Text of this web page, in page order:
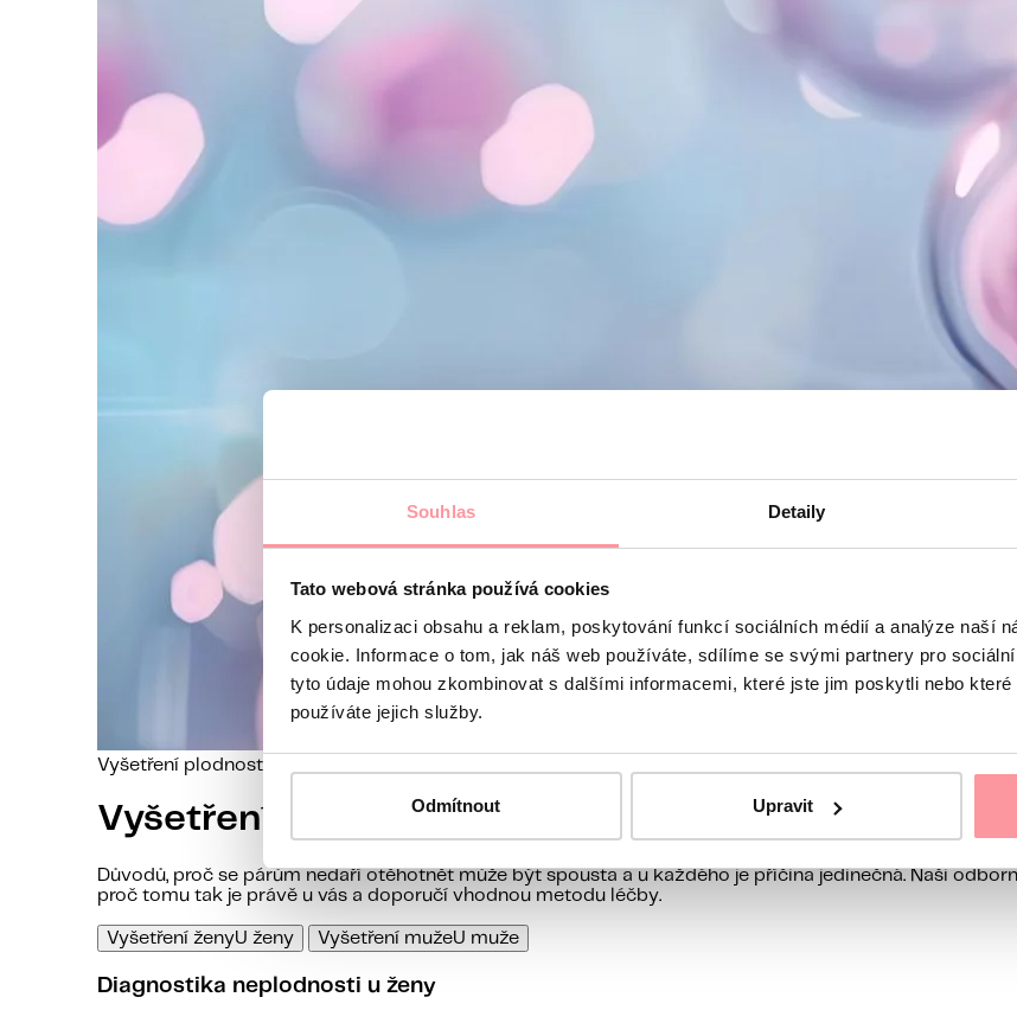
Souhlas Detaily
Tato webová stránka používá cookies
K personalizaci obsahu a reklam, poskytování funkcí sociálních médií a analýze naší
cookie. Informace o tom, jak náš web používáte, sdílíme se svými partnery pro
tyto údaje mohou zkombinovat s dalšími informacemi, které jste jim poskytli nebo
používáte jejich služby.
Odmítnout Upravit
Vyšetření plodnosti
Vyšetření ženské neplodnosti
Důvodů, proč se párům nedaří otěhotnět může být spousta a u každého je příčina jedinečná. Naši
proč tomu tak je právě u vás a doporučí vhodnou metodu léčby.
Vyšetření ženyU ženy Vyšetření mužeU muže
Diagnostika neplodnosti u ženy